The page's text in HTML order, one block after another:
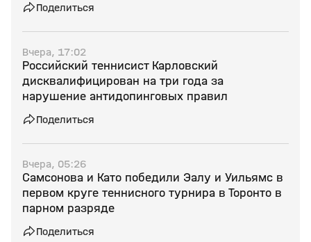
Поделиться
Вчера, 17:02
Российский теннисист Карловский
дисквалифицирован на три года за
нарушение антидопинговых правил
Поделиться
Вчера, 05:26
Самсонова и Като победили Эалу и Уильямс в
первом круге теннисного турнира в Торонто в
парном разряде
Поделиться